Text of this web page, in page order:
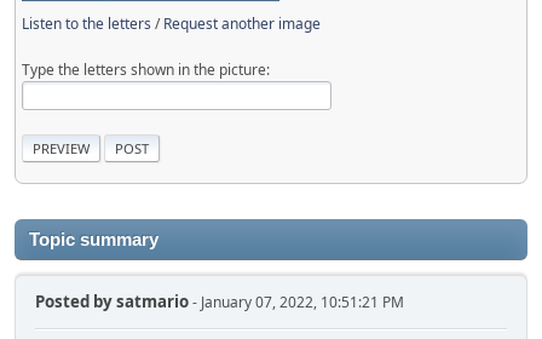
Listen to the letters /Request another image
Type the letters shown in the picture:
Topic summary
Posted bysatmario- January 07, 2022, 10:51:21 PM